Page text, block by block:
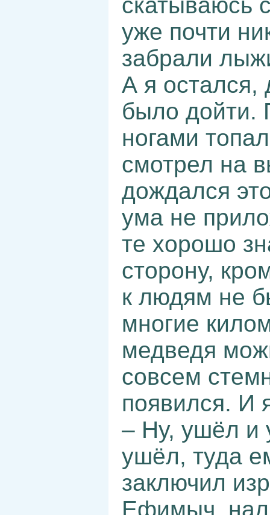
уже почти
забрали
А я
было дойти.
ногами
смотрел на
дождался
ума не
те хорошо
сторону,
к людям не
многие
медведя
совсем
появился. И
– Ну, ушёл и
ушёл, туда
заключил
Ефимыч,